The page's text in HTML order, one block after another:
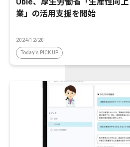
業」の活用支援を開始
2024/12/20
Today's PICK UP